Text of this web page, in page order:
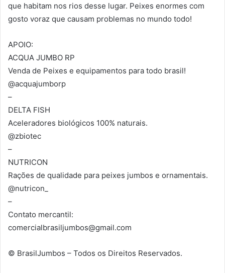
que habitam nos rios desse lugar. Peixes enormes com
gosto voraz que causam problemas no mundo todo!
APOIO:
ACQUA JUMBO RP
Venda de Peixes e equipamentos para todo brasil!
@acquajumborp
–
DELTA FISH
Aceleradores biológicos 100% naturais.
@zbiotec
–
NUTRICON
Rações de qualidade para peixes jumbos e ornamentais.
@nutricon_
–
Contato mercantil:
comercialbrasiljumbos@gmail.com
© BrasilJumbos – Todos os Direitos Reservados.